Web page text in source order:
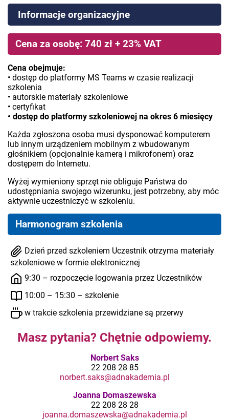
Informacje organizacyjne
Cena za osobę: 740 zł + 23% VAT
Cena obejmuje:
• dostęp do platformy MS Teams w czasie realizacji
szkolenia
• autorskie materiały szkoleniowe
• certyfikat
• dostęp do platformy szkoleniowej na okres 6 miesięcy
Każda zgłoszona osoba musi dysponować komputerem
lub innym urządzeniem mobilnym z wbudowanym
głośnikiem (opcjonalnie kamerą i mikrofonem) oraz
dostępem do Internetu.
Wyżej wymieniony sprzęt nie obliguje Państwa do
udostępniania swojego wizerunku, jest potrzebny, aby móc
aktywnie uczestniczyć w szkoleniu.
Harmonogram szkolenia
Dzień przed szkoleniem Uczestnik otrzyma materiały
szkoleniowe w formie elektronicznej
9:30 – rozpoczęcie logowania przez Uczestników
10:00 – 15:30 – szkolenie
w trakcie szkolenia przewidziane są przerwy
Masz pytania? Chętnie odpowiemy.
Norbert Saks
22 208 28 85
norbert.saks@adnakademia.pl
Joanna Domaszewska
22 208 28 28
joanna.domaszewska@adnakademia.pl